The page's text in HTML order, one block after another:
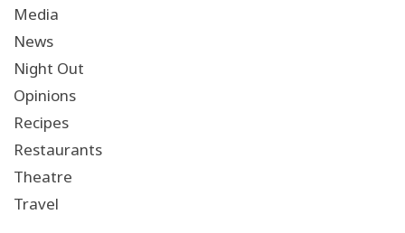
Media
News
Night Out
Opinions
Recipes
Restaurants
Theatre
Travel